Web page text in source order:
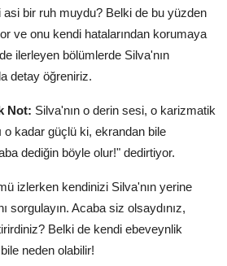
asi bir ruh muydu? Belki de bu yüzden
ve onu kendi hatalarından korumaya
ilerleyen bölümlerde Silva'nın
detay öğreniriz.
Not: Silva'nın o derin sesi, o karizmatik
o kadar güçlü ki, ekrandan bile
dediğin böyle olur!" dedirtiyor.
izlerken kendinizi Silva'nın yerine
sorgulayın. Acaba siz olsaydınız,
Belki de kendi ebeveynlik
neden olabilir!